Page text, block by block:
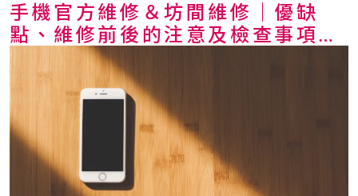
手機官方維修＆坊間維修│優缺
點、維修前後的注意及檢查事項總
整理